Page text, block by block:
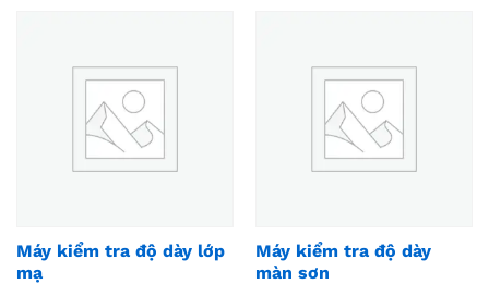
Máy kiểm tra độ dày lớp
mạ
Máy kiểm tra độ dày
màn sơn